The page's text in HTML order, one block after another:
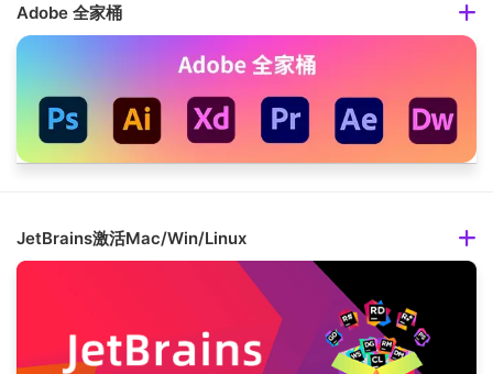
Adobe 全家桶
JetBrains激活Mac/Win/Linux